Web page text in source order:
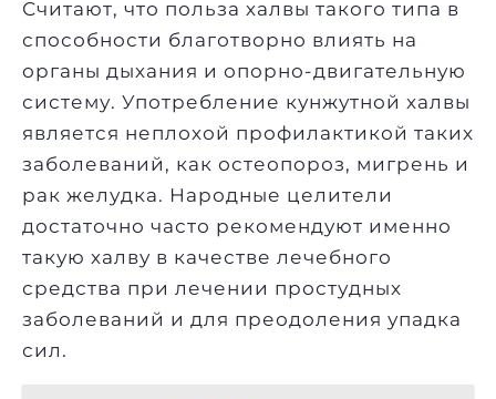
Считают, что польза халвы такого типа в
способности благотворно влиять на
органы дыхания и опорно-двигательную
систему. Употребление кунжутной халвы
является неплохой профилактикой таких
заболеваний, как остеопороз, мигрень и
рак желудка. Народные целители
достаточно часто рекомендуют именно
такую халву в качестве лечебного
средства при лечении простудных
заболеваний и для преодоления упадка
сил.